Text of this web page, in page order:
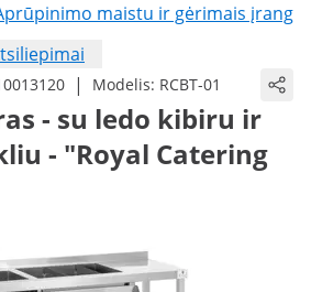
maistu ir gėrimais įranga
| Modelis: RCBT-01
- su ledo kibiru ir
- "Royal Catering